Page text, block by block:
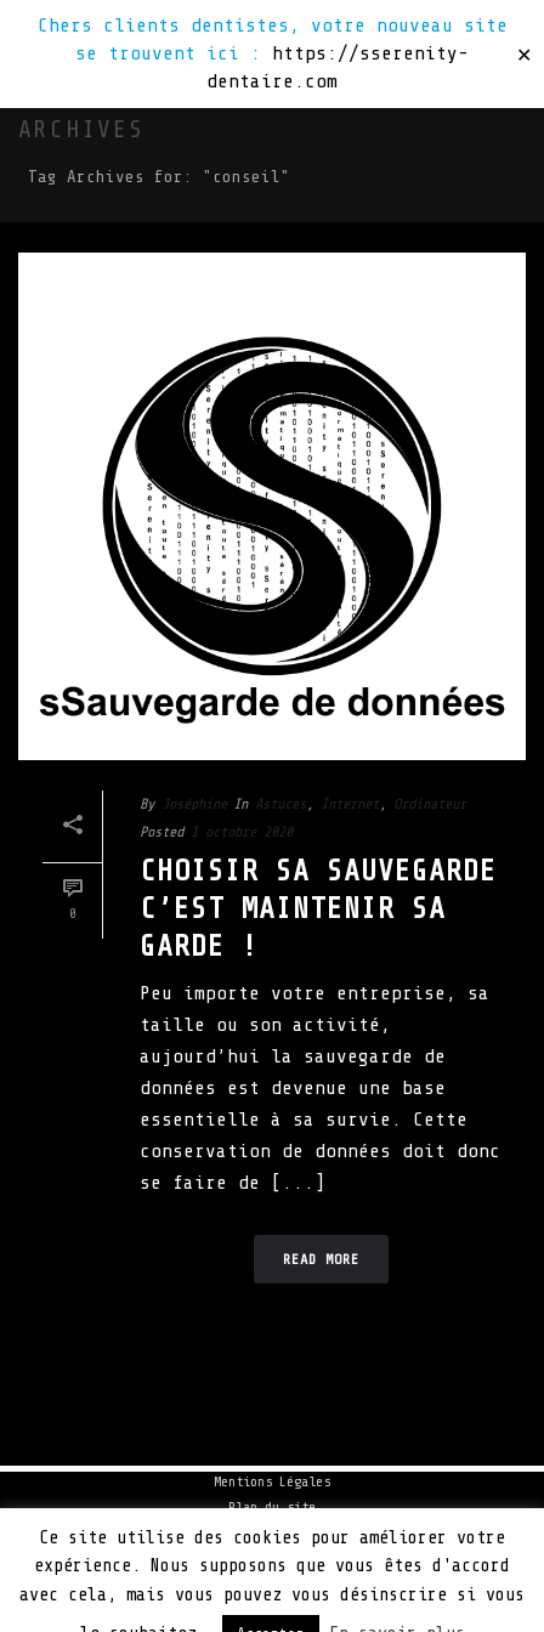
Chers clients dentistes, votre nouveau site
se trouvent ici : https://sserenity-
dentaire.com
✕
ARCHIVES
Tag Archives for: "conseil"
0
By Joséphine In Astuces , Internet , Ordinateur
Posted 1 octobre 2020
CHOISIR SA SAUVEGARDE
C’EST MAINTENIR SA
GARDE !
Peu importe votre entreprise, sa
taille ou son activité,
aujourd’hui la sauvegarde de
données est devenue une base
essentielle à sa survie. Cette
conservation de données doit donc
se faire de [...]
READ MORE
Mentions Légales
Plan du site
Politique de cookie
Actualités
Ce site utilise des cookies pour améliorer votre
expérience. Nous supposons que vous êtes d'accord
avec cela, mais vous pouvez vous désinscrire si vous